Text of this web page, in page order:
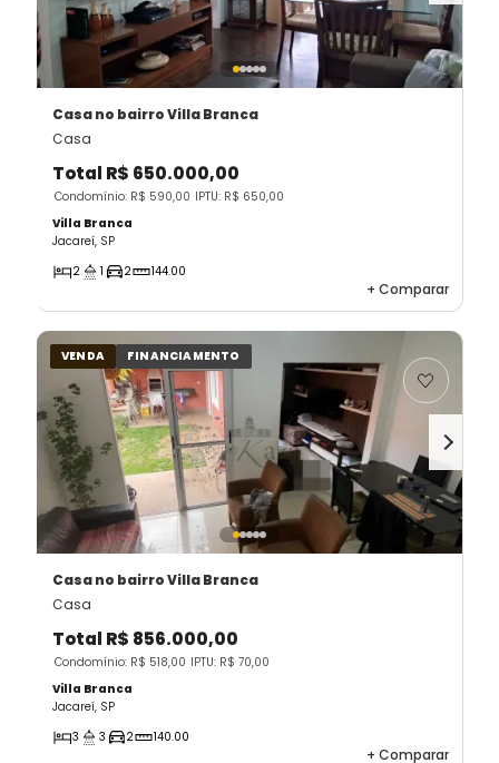
Casano bairro Villa Branca
Casa
Total R$ 650.000,00
Condomínio: R$ 590,00 IPTU: R$ 650,00
Villa Branca
Jacareí, SP
2
1 2 144.00
+ Comparar
VENDA FINANCIAMENTO
Casano bairro Villa Branca
Casa
Total R$ 856.000,00
Condomínio: R$ 518,00 IPTU: R$ 70,00
Villa Branca
Jacareí, SP
3
3 2 140.00
+ Comparar